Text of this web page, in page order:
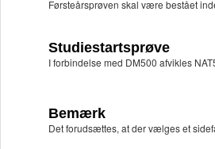
Førsteårsprøven skal være bestået
Studiestartsprøve
I forbindelse med DM500 afvikles
Bemærk
Det forudsættes, at der vælges et